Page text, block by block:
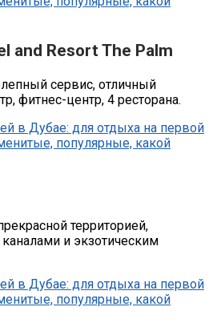
and Resort The Palm
сервис, отличный
фитнес-центр, 4 ресторана.
территорией,
и экзотическим